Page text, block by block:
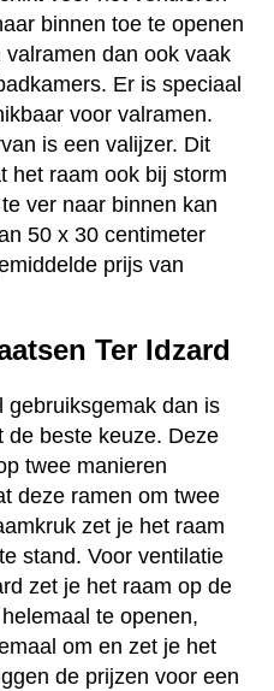
binnen toe te openen
dan ook vaak
Er is speciaal
voor valramen.
is een valijzer. Dit
het raam ook bij storm
ver naar binnen kan
50 x 30 centimeter
prijs van
Ter Idzard
gebruiksgemak dan is
de beste keuze. Deze
twee manieren
deze ramen om twee
zet je het raam
stand. Voor ventilatie
zet je het raam op de
te openen,
om en zet je het
de prijzen voor een